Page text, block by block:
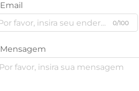
Email
0/100
Mensagem